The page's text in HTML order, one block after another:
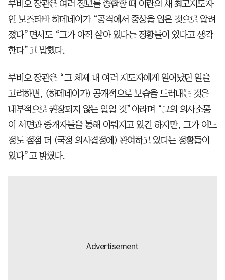
루비오 장관은 여러 정보를 종합할 때 이란의 새 최고지도자
인 모즈타바 하메네이가 “공격에서 중상을 입은 것으로 알려
졌다”면서도 “그가 아직 살아 있다는 정황들이 있다고 생각
한다”고 말했다.
루비오 장관은 “그 체제 내 여러 지도자에게 일어났던 일을
고려하면, (하메네이가) 공개적으로 모습을 드러내는 것은
내부적으로 권장되지 않는 일일 것”이라며 “그의 의사소통
이 서면과 중개자들을 통해 이뤄지고 있긴 하지만, 그가 어느
정도 점점 더 (국정 의사결정에) 관여하고 있다는 정황들이
있다”고 밝혔다.